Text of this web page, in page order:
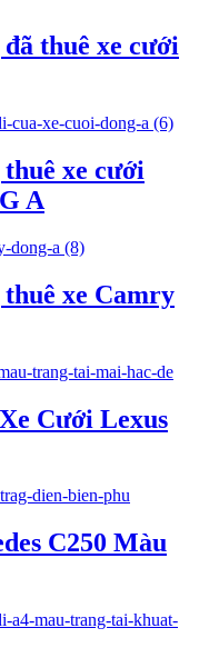
thuê xe cưới
xe cưới
A
xe Camry
Cưới Lexus
C250 Màu